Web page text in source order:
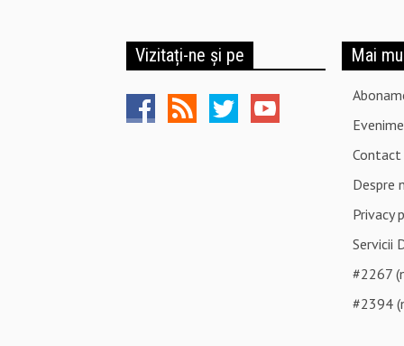
Vizitați-ne și pe Mai
Contact
Despre
Privacy
Servicii
#2267
#2394